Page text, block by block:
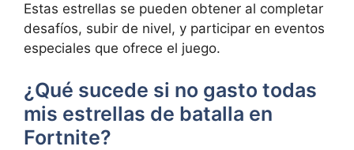
Estas estrellas​ se pueden obtener al completar
desafíos,⁤ subir de nivel, y participar en eventos
⁢especiales ⁢que ofrece el juego.
¿Qué sucede si no‍ gasto‍ todas
⁢mis estrellas de batalla en⁤
Fortnite?